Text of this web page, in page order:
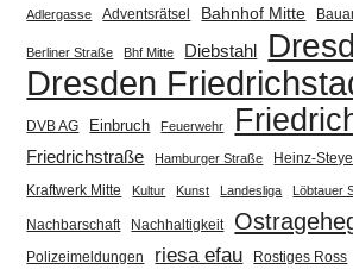
Adlergasse Adventsrätsel Bahnhof Mitte
Berliner Straße Bhf Mitte Diebstahl
Dresden
DVB AG Einbruch Feuerwehr
Friedrichstraße Hamburger Straße Heinz-
Kraftwerk Mitte
Kultur Kunst Landesliga Löbtauer
Nachbarschaft Nachhaltigkeit
Polizeimeldungen riesa efau Rostiges Ross